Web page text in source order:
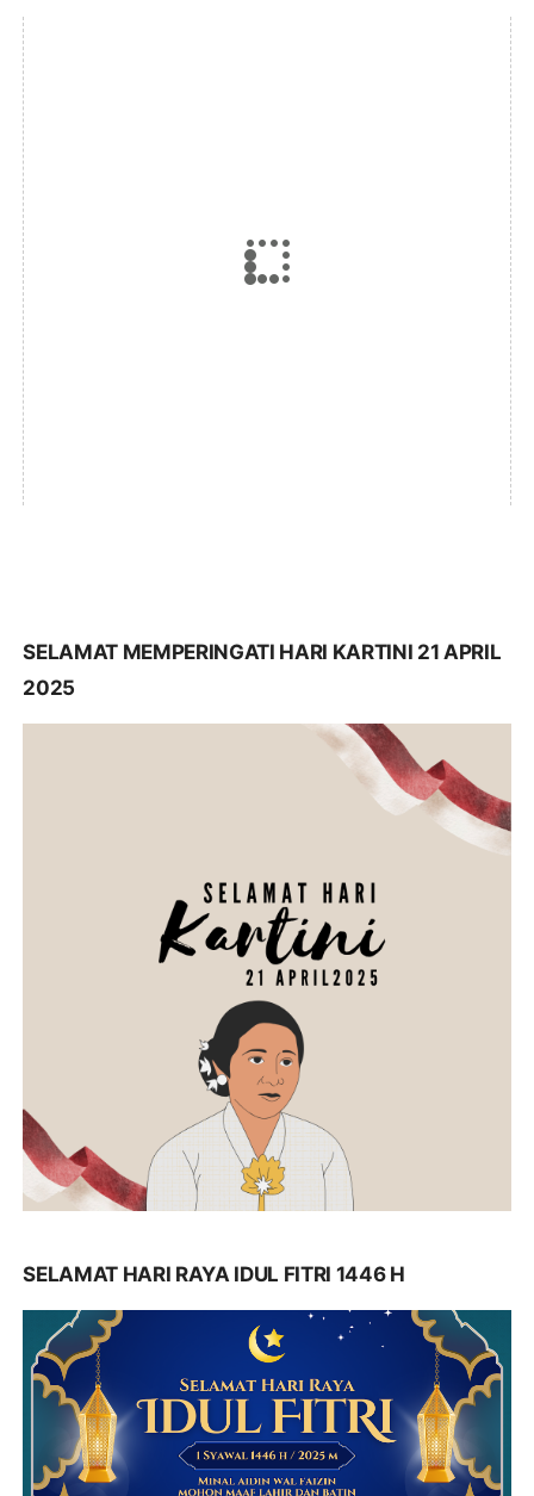
SELAMAT MEMPERINGATI HARI KARTINI 21 APRIL
2025
SELAMAT HARI RAYA IDUL FITRI 1446 H